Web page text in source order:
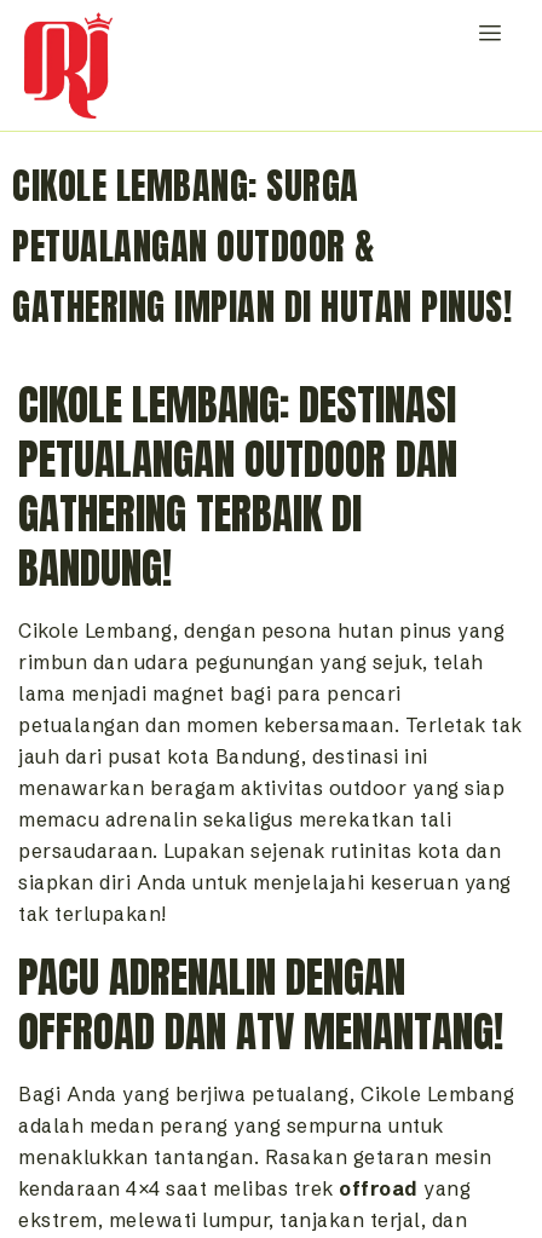
CIKOLE LEMBANG: SURGA
PETUALANGAN OUTDOOR &
GATHERING IMPIAN DI HUTAN PINUS!
CIKOLE LEMBANG: DESTINASI
PETUALANGAN OUTDOOR DAN
GATHERING TERBAIK DI
BANDUNG!
Cikole Lembang, dengan pesona hutan pinus yang
rimbun dan udara pegunungan yang sejuk, telah
lama menjadi magnet bagi para pencari
petualangan dan momen kebersamaan. Terletak tak
jauh dari pusat kota Bandung, destinasi ini
menawarkan beragam aktivitas outdoor yang siap
memacu adrenalin sekaligus merekatkan tali
persaudaraan. Lupakan sejenak rutinitas kota dan
siapkan diri Anda untuk menjelajahi keseruan yang
tak terlupakan!
PACU ADRENALIN DENGAN
OFFROAD DAN ATV MENANTANG!
Bagi Anda yang berjiwa petualang, Cikole Lembang
adalah medan perang yang sempurna untuk
menaklukkan tantangan. Rasakan getaran mesin
kendaraan 4×4 saat melibas trek offroad yang
ekstrem, melewati lumpur, tanjakan terjal, dan